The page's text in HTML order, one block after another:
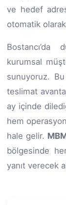
ve hedef
otomatik
kurumsal
sunuyoruz.
teslimat
ay içinde
hem
hale gelir.
bölgesinde
yanıt verecek